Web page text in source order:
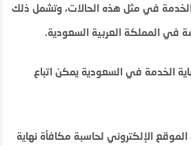
الخدمة في مثل هذه الحالات، وتشمل ذلك
في المملكة العربية السعودية.
الخدمة في السعودية يمكن اتباع
الإلكتروني لحاسبة مكافأة نهاية